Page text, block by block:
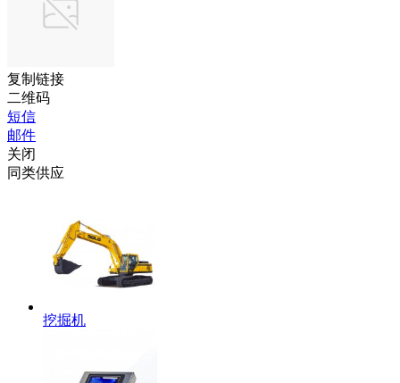
复制链接
二维码
短信
邮件
关闭
同类供应
挖掘机